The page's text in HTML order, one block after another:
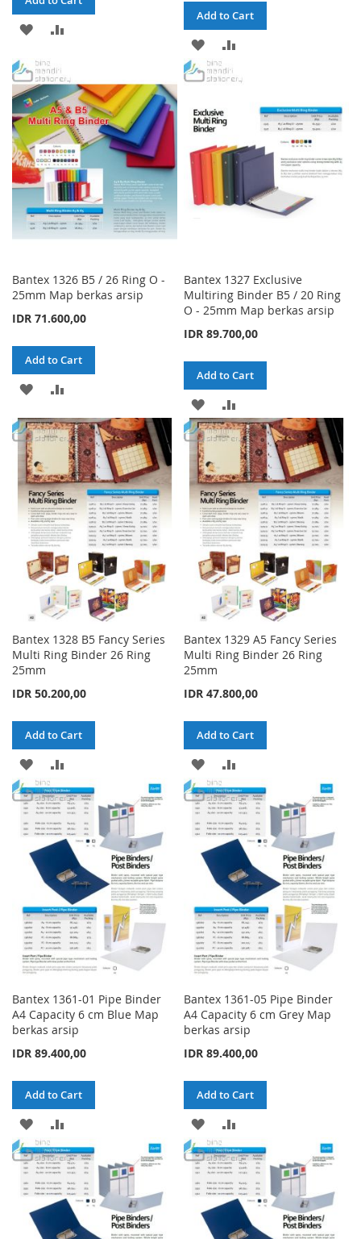
ADD
WISH
LIST
COMPARE
Add to Cart
ADD
TO
LIST
Bantex 1326 B5 / 26 Ring O -
25mm Map berkas arsip
IDR 71.600,00
Add to Cart
ADD
TO
WISH
LIST
TO
COMPARE
Bantex 1327 Exclusive
Multiring Binder B5 / 20 Ring
O - 25mm Map berkas arsip
IDR 89.700,00
Add to Cart
ADD
TO
WISH
LIST
TO
COMPARE
Bantex 1328 B5 Fancy Series
Multi Ring Binder 26 Ring
25mm
IDR 50.200,00
Add to Cart
ADD
TO
WISH
LIST
TO
COMPARE
Bantex 1329 A5 Fancy Series
Multi Ring Binder 26 Ring
25mm
IDR 47.800,00
Add to Cart
ADD
TO
WISH
LIST
TO
COMPARE
Bantex 1361-01 Pipe Binder
A4 Capacity 6 cm Blue Map
berkas arsip
IDR 89.400,00
Add to Cart
ADD
TO
WISH
LIST
TO
COMPARE
Bantex 1361-05 Pipe Binder
A4 Capacity 6 cm Grey Map
berkas arsip
IDR 89.400,00
Add to Cart
ADD
TO
WISH
LIST
TO
COMPARE